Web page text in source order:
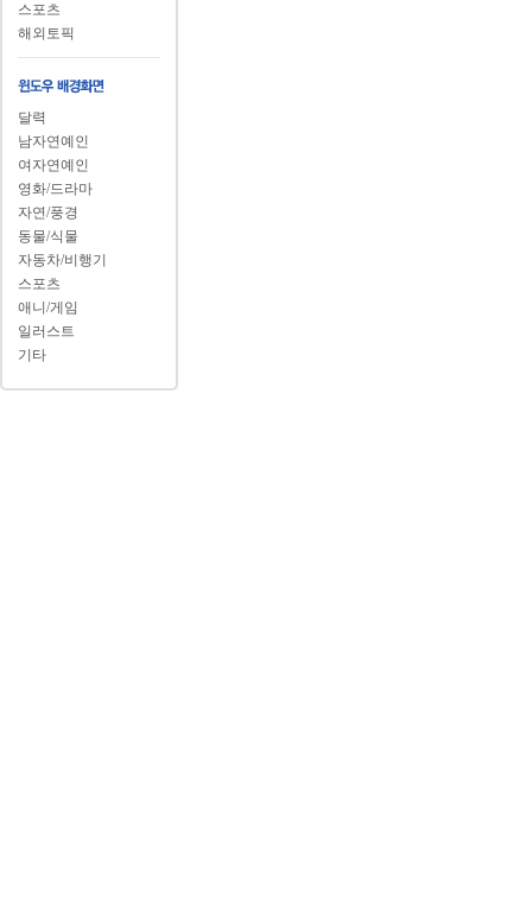
스포츠
해외토픽
달력
남자연예인
여자연예인
영화/드라마
자연/풍경
동물/식물
자동차/비행기
스포츠
애니/게임
일러스트
기타